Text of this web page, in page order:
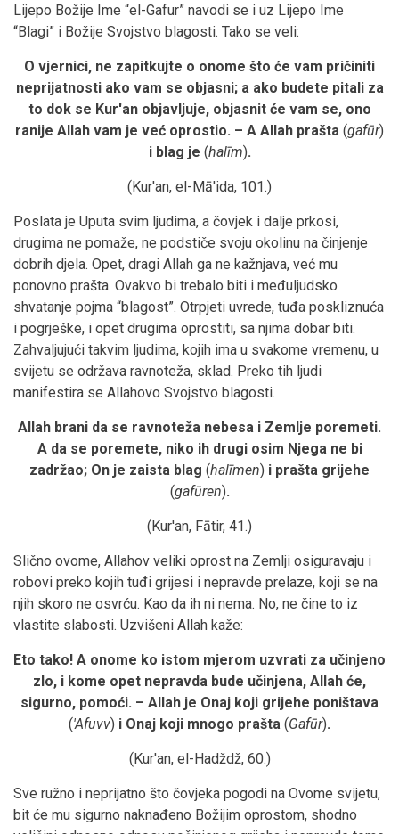
Lijepo Božije Ime “el-Gafur” navodi se i uz Lijepo Ime
“Blagi” i Božije Svojstvo blagosti. Tako se veli:
O vjernici, ne zapitkujte o onome što će vam pričiniti
neprijatnosti ako vam se objasni; a ako budete pitali za
to dok se Kur'an objavljuje, objasnit će vam se, ono
ranije Allah vam je već oprostio. – A Allah prašta (gafūr)
i blag je (halīm).
(Kur'an, el-Mā'ida, 101.)
Poslata je Uputa svim ljudima, a čovjek i dalje prkosi,
drugima ne pomaže, ne podstiče svoju okolinu na činjenje
dobrih djela. Opet, dragi Allah ga ne kažnjava, već mu
ponovno prašta. Ovakvo bi trebalo biti i međuljudsko
shvatanje pojma “blagost”. Otrpjeti uvrede, tuđa poskliznuća
i pogrješke, i opet drugima oprostiti, sa njima dobar biti.
Zahvaljujući takvim ljudima, kojih ima u svakome vremenu, u
svijetu se održava ravnoteža, sklad. Preko tih ljudi
manifestira se Allahovo Svojstvo blagosti.
Allah brani da se ravnoteža nebesa i Zemlje poremeti.
A da se poremete, niko ih drugi osim Njega ne bi
zadržao; On je zaista blag (halīmen) i prašta grijehe
(gafūren).
(Kur'an, Fātir, 41.)
Slično ovome, Allahov veliki oprost na Zemlji osiguravaju i
robovi preko kojih tuđi grijesi i nepravde prelaze, koji se na
njih skoro ne osvrću. Kao da ih ni nema. No, ne čine to iz
vlastite slabosti. Uzvišeni Allah kaže:
Eto tako! A onome ko istom mjerom uzvrati za učinjeno
zlo, i kome opet nepravda bude učinjena, Allah će,
sigurno, pomoći. – Allah je Onaj koji grijehe poništava
('Afuvv) i Onaj koji mnogo prašta (Gafūr).
(Kur'an, el-Hadždž, 60.)
Sve ružno i neprijatno što čovjeka pogodi na Ovome svijetu,
bit će mu sigurno naknađeno Božijim oprostom, shodno